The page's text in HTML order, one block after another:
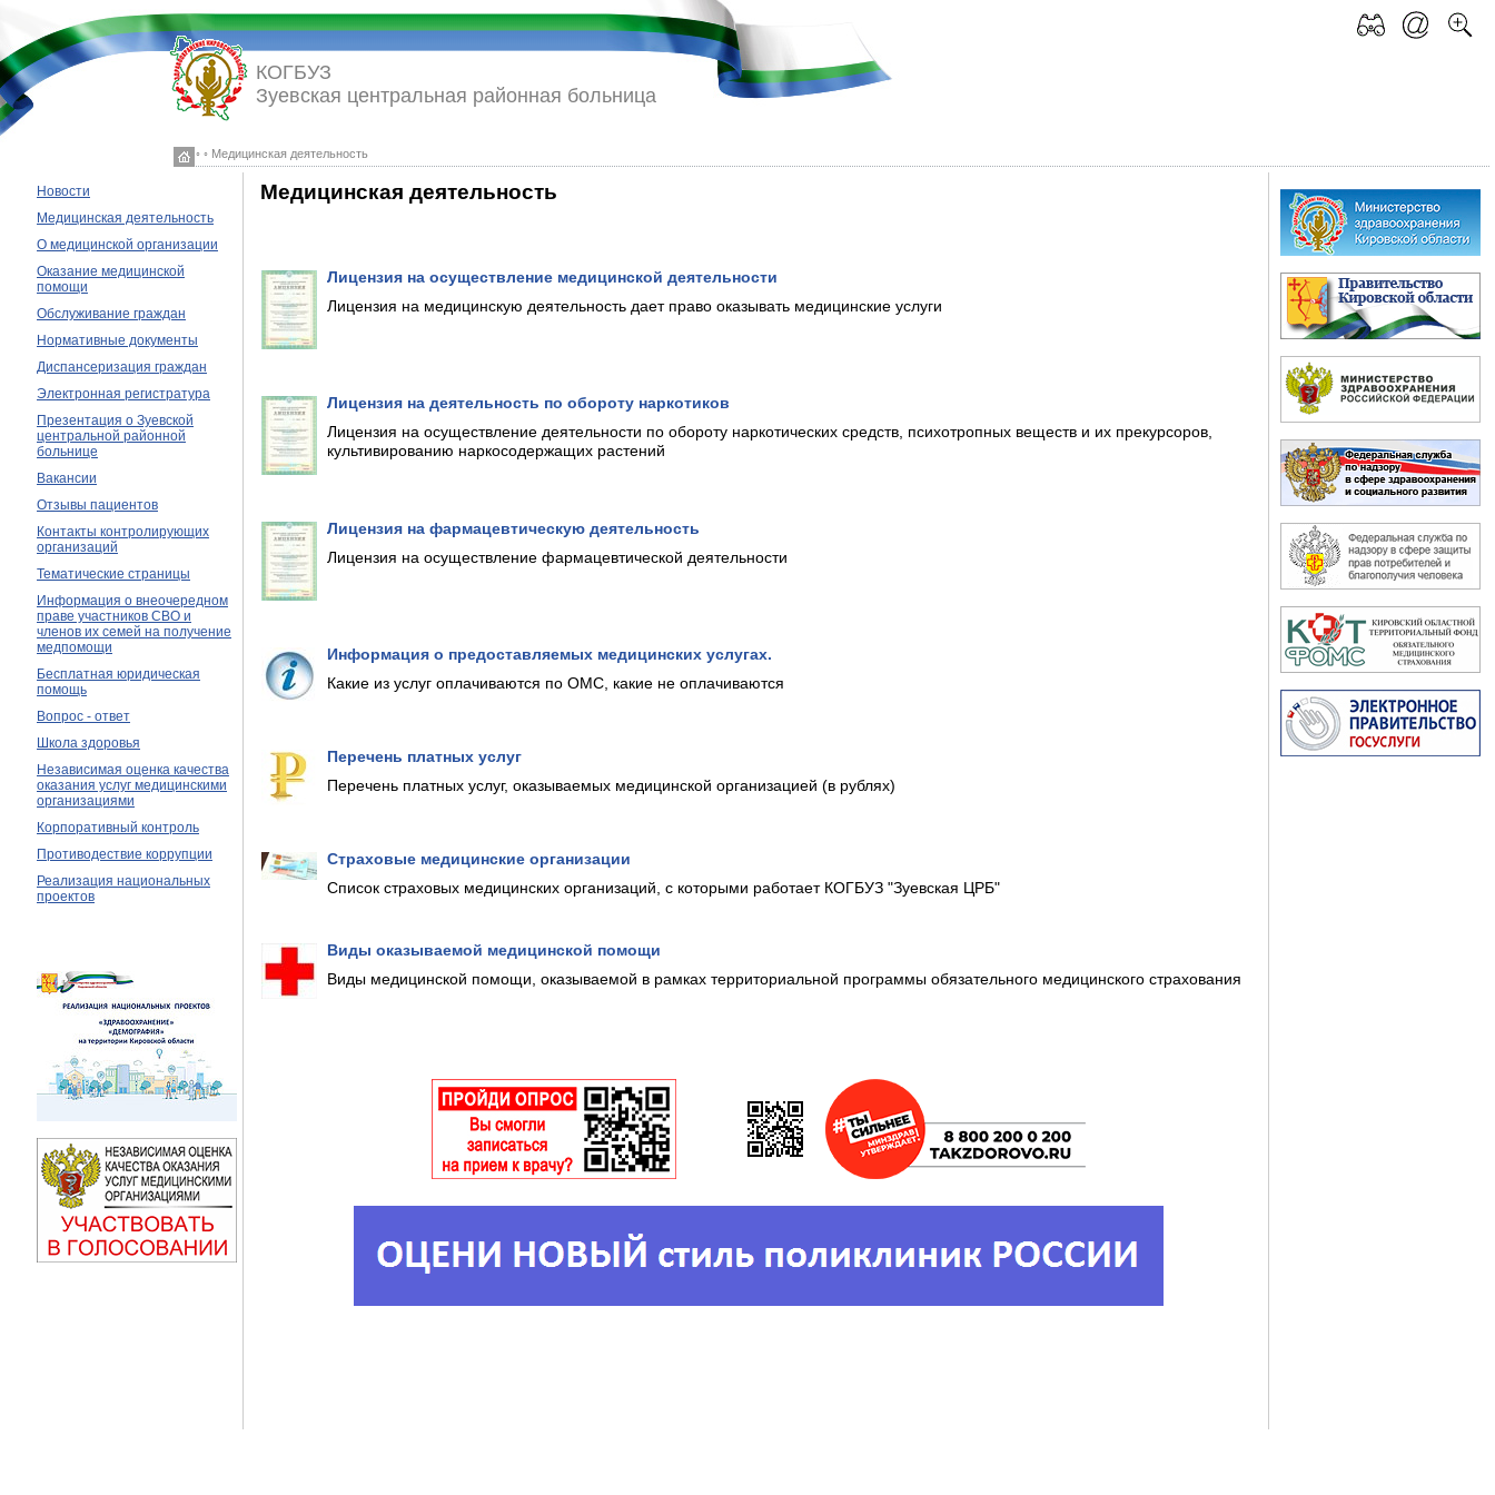
◦ ◦ Медицинская деятельность
КОГБУЗ
Зуевская центральная районная больница
Новости
Медицинская деятельность
О медицинской организации
Оказание медицинской
помощи
Обслуживание граждан
Нормативные документы
Диспансеризация граждан
Электронная регистратура
Презентация о Зуевской
центральной районной
больнице
Вакансии
Отзывы пациентов
Контакты контролирующих
организаций
Тематические страницы
Информация о внеочередном
праве участников СВО и
членов их семей на получение
медпомощи
Бесплатная юридическая
помощь
Вопрос - ответ
Школа здоровья
Независимая оценка качества
оказания услуг медицинскими
организациями
Корпоративный контроль
Противодествие коррупции
Реализация национальных
проектов
Медицинская деятельность
Лицензия на осуществление медицинской деятельности
Лицензия на медицинскую деятельность дает право оказывать медицинские услуги
Лицензия на деятельность по обороту наркотиков
Лицензия на осуществление деятельности по обороту наркотических средств, психотропных веществ и их прекурсоров,
культивированию наркосодержащих растений
Лицензия на фармацевтическую деятельность
Лицензия на осуществление фармацевтической деятельности
Информация о предоставляемых медицинских услугах.
Какие из услуг оплачиваются по ОМС, какие не оплачиваются
Перечень платных услуг
Перечень платных услуг, оказываемых медицинской организацией (в рублях)
Страховые медицинские организации
Список страховых медицинских организаций, с которыми работает КОГБУЗ "Зуевская ЦРБ"
Виды оказываемой медицинской помощи
Виды медицинской помощи, оказываемой в рамках территориальной программы обязательного медицинского страхования